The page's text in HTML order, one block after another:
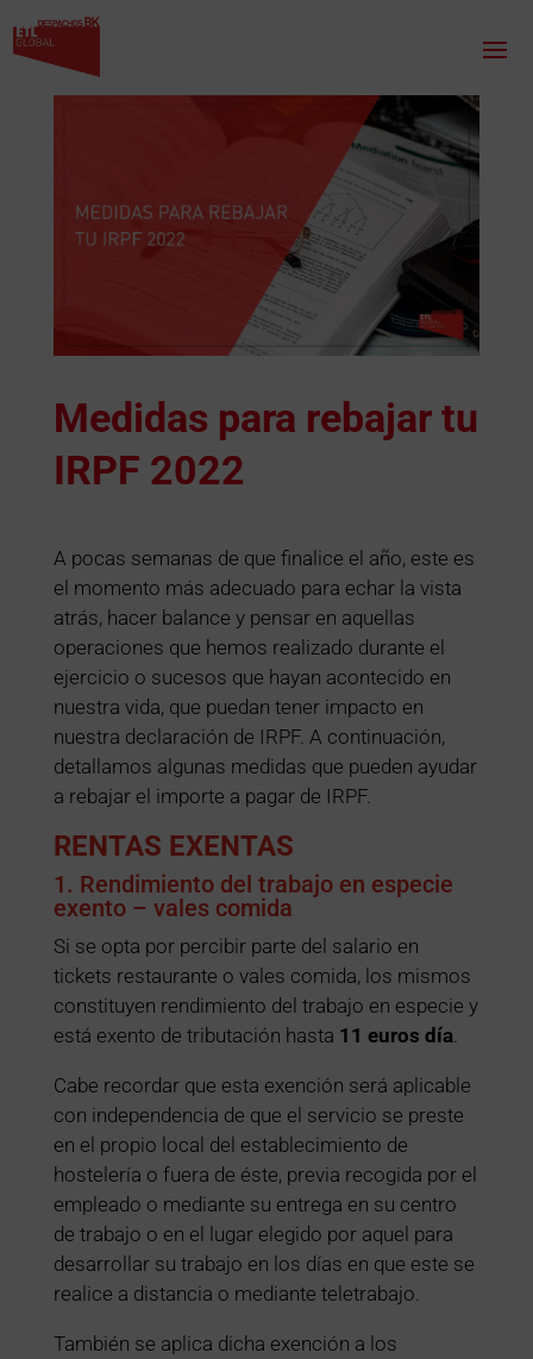
Medidas para rebajar tu
IRPF 2022
A pocas semanas de que finalice el año, este es
el momento más adecuado para echar la vista
atrás, hacer balance y pensar en aquellas
operaciones que hemos realizado durante el
ejercicio o sucesos que hayan acontecido en
nuestra vida, que puedan tener impacto en
nuestra declaración de IRPF. A continuación,
detallamos algunas medidas que pueden ayudar
a rebajar el importe a pagar de IRPF.
RENTAS EXENTAS
1. Rendimiento del trabajo en especie
exento – vales comida
Si se opta por percibir parte del salario en
tickets restaurante o vales comida, los mismos
constituyen rendimiento del trabajo en especie y
está exento de tributación hasta 11 euros día
Cabe recordar que esta exención será aplicable
con independencia de que el servicio se preste
en el propio local del establecimiento de
hostelería o fuera de éste, previa recogida por el
empleado o mediante su entrega en su centro
de trabajo o en el lugar elegido por aquel para
desarrollar su trabajo en los días en que este se
realice a distancia o mediante teletrabajo.
También se aplica dicha exención a los